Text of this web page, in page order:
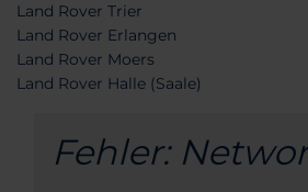
Land Rover Trier
Land Rover Erlangen
Land Rover Moers
Land Rover Halle (Saale)
Fehler: